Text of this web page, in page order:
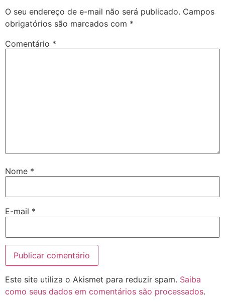
O seu endereço de e-mail não será publicado. Campos
obrigatórios são marcados com *
Comentário *
Nome *
E-mail *
Este site utiliza o Akismet para reduzir spam. Saiba
como seus dados em comentários são processados.